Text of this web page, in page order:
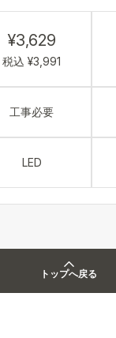
¥3,629
税込 ¥3,991
工事必要
LED
トップへ戻る